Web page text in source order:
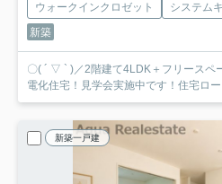
ウォークインクロゼット
システム
新築
〇( ´ ▽ ` )／2階建て4LDK＋フリース
電化住宅！見学会実施中です！住宅ロ
新築一戸建